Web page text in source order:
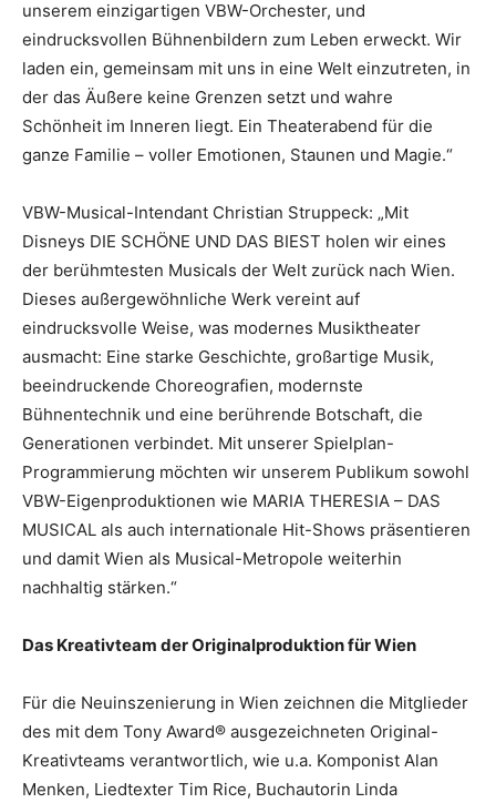
unserem einzigartigen VBW-Orchester, und
eindrucksvollen Bühnenbildern zum Leben erweckt. Wir
laden ein, gemeinsam mit uns in eine Welt einzutreten, in
der das Äußere keine Grenzen setzt und wahre
Schönheit im Inneren liegt. Ein Theaterabend für die
ganze Familie – voller Emotionen, Staunen und Magie.“
VBW-Musical-Intendant Christian Struppeck: „Mit
Disneys DIE SCHÖNE UND DAS BIEST holen wir eines
der berühmtesten Musicals der Welt zurück nach Wien.
Dieses außergewöhnliche Werk vereint auf
eindrucksvolle Weise, was modernes Musiktheater
ausmacht: Eine starke Geschichte, großartige Musik,
beeindruckende Choreografien, modernste
Bühnentechnik und eine berührende Botschaft, die
Generationen verbindet. Mit unserer Spielplan-
Programmierung möchten wir unserem Publikum sowohl
VBW-Eigenproduktionen wie MARIA THERESIA – DAS
MUSICAL als auch internationale Hit-Shows präsentieren
und damit Wien als Musical-Metropole weiterhin
nachhaltig stärken.“
Das Kreativteam der Originalproduktion für Wien
Für die Neuinszenierung in Wien zeichnen die Mitglieder
des mit dem Tony Award® ausgezeichneten Original-
Kreativteams verantwortlich, wie u.a. Komponist Alan
Menken, Liedtexter Tim Rice, Buchautorin Linda